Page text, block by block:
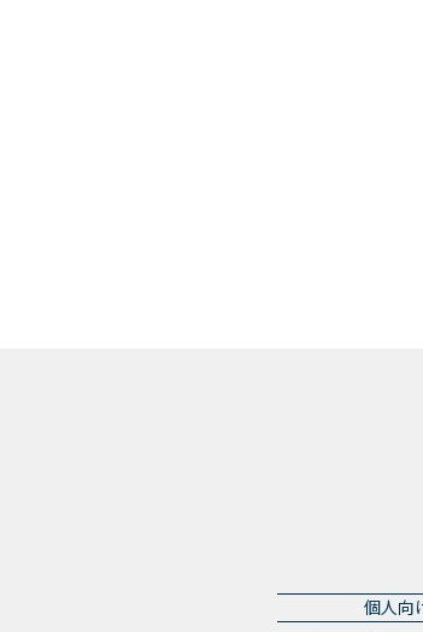
個人向